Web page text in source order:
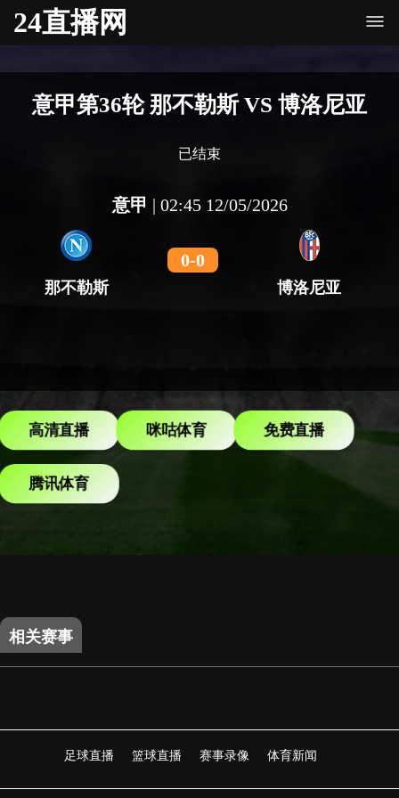
24直播网
意甲第36轮 那不勒斯 VS 博洛尼亚
已结束
意甲 | 02:45 12/05/2026
那不勒斯
0-0
博洛尼亚
高清直播 咪咕体育 免费直播
腾讯体育
相关赛事
足球直播 篮球直播 赛事录像 体育新闻